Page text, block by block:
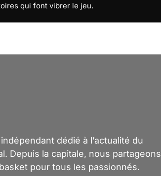
qui font vibrer le jeu.
dédié à l’actualité du
Depuis la capitale, nous partageons
pour tous les passionnés.